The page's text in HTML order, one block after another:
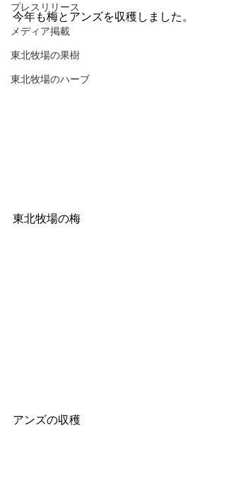
プレスリリース
メディア掲載
東北牧場の果樹
東北牧場のハーブ
今年も梅とアンズを収穫しました。
東北牧場の梅
アンズの収穫